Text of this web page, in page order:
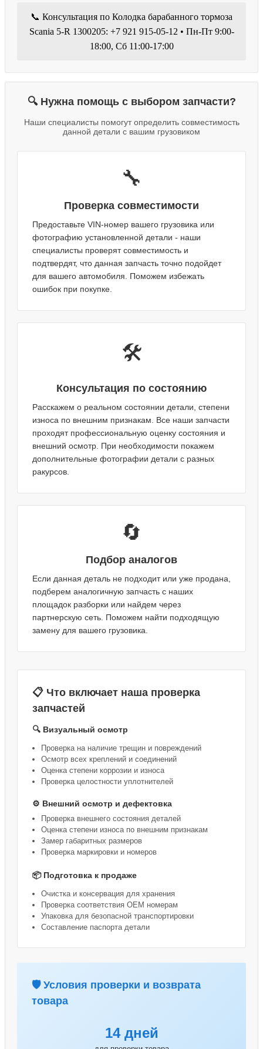
📞 Консультация по Колодка барабанного тормоза
Scania 5-R 1300205: +7 921 915-05-12 • Пн-Пт 9:00-
18:00, Сб 11:00-17:00
🔍 Нужна помощь с выбором запчасти?
Наши специалисты помогут определить совместимость
данной детали с вашим грузовиком
🔧
Проверка совместимости
Предоставьте VIN-номер вашего грузовика или
фотографию установленной детали - наши
специалисты проверят совместимость и
подтвердят, что данная запчасть точно подойдет
для вашего автомобиля. Поможем избежать
ошибок при покупке.
🛠️
Консультация по состоянию
Расскажем о реальном состоянии детали, степени
износа по внешним признакам. Все наши запчасти
проходят профессиональную оценку состояния и
внешний осмотр. При необходимости покажем
дополнительные фотографии детали с разных
ракурсов.
🔄
Подбор аналогов
Если данная деталь не подходит или уже продана,
подберем аналогичную запчасть с наших
площадок разборки или найдем через
партнерскую сеть. Поможем найти подходящую
замену для вашего грузовика.
📋 Что включает наша проверка
запчастей
🔍 Визуальный осмотр
Проверка на наличие трещин и повреждений
Осмотр всех креплений и соединений
Оценка степени коррозии и износа
Проверка целостности уплотнителей
⚙️ Внешний осмотр и дефектовка
Проверка внешнего состояния деталей
Оценка степени износа по внешним признакам
Замер габаритных размеров
Проверка маркировки и номеров
📦 Подготовка к продаже
Очистка и консервация для хранения
Проверка соответствия OEM номерам
Упаковка для безопасной транспортировки
Составление паспорта детали
🛡️ Условия проверки и возврата
товара
14 дней